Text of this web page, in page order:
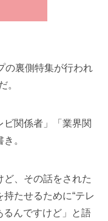
の裏側特集が行われ
。
関係者」「業界関
。
、その話をされた
たせるために“テレ
るんですけど」と語